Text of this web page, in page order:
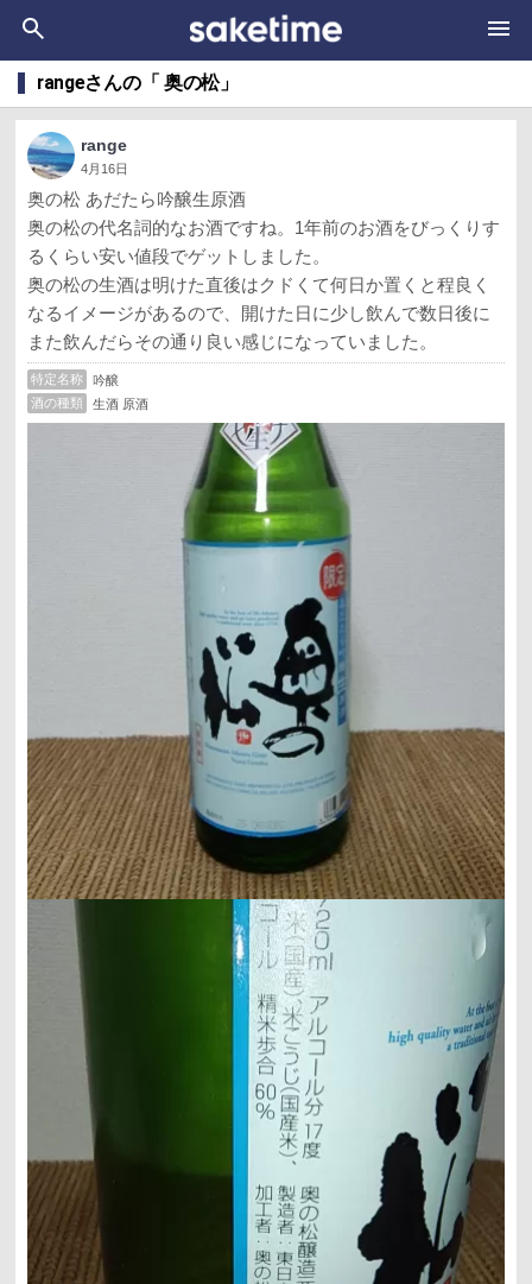
rangeさんの「 奥の松」
range
4月16日
奥の松 あだたら吟醸生原酒
奥の松の代名詞的なお酒ですね。1年前のお酒をびっくりす
るくらい安い値段でゲットしました。
奥の松の生酒は明けた直後はクドくて何日か置くと程良く
なるイメージがあるので、開けた日に少し飲んで数日後に
また飲んだらその通り良い感じになっていました。
特定名称
吟醸
酒の種類
生酒 原酒